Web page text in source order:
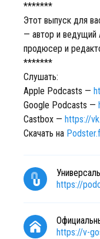
*******
Этот выпуск для
— автор и ведущий
продюсер и
*******
Слушать:
Apple Podcasts —
Google Podcasts —
Castbox — https://
Скачать на
https://
https://v-